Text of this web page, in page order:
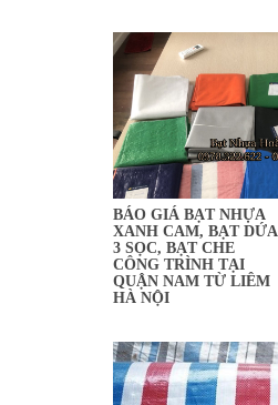
BÁO GIÁ BẠT NHỰA
XANH CAM, BẠT DỨA
3 SỌC, BẠT CHE
CÔNG TRÌNH TẠI
QUẬN NAM TỪ LIÊM
HÀ NỘI